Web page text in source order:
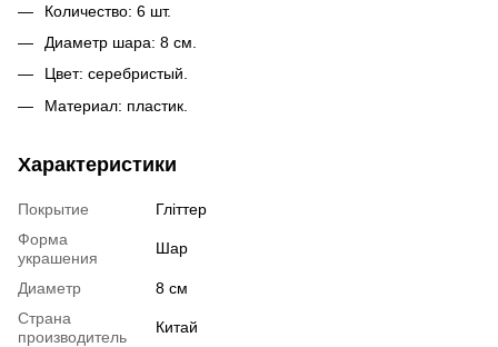
Количество: 6 шт.
Диаметр шара: 8 см.
Цвет: серебристый.
Материал: пластик.
Характеристики
Покрытие
Гліттер
Форма
украшения
Шар
Диаметр
8 см
Страна
производитель
Китай